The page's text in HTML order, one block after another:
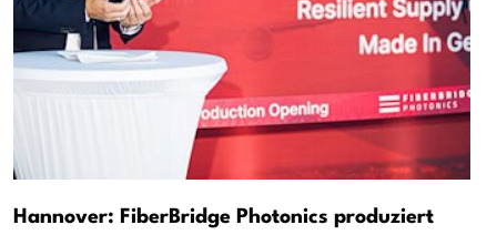
Hannover: FiberBridge Photonics produziert